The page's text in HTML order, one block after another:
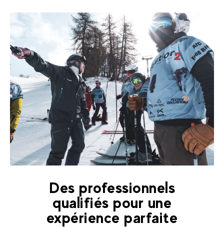
Des professionnels
qualifiés pour une
expérience parfaite